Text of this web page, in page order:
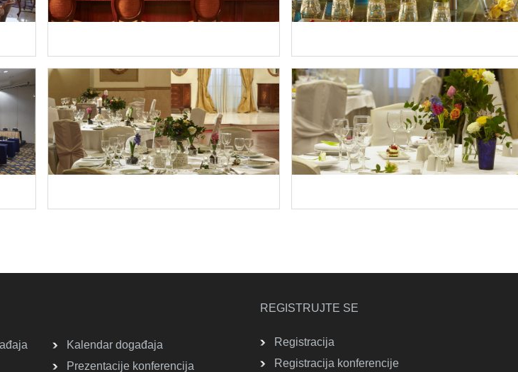
Kalendar događaja
Prezentacije konferencija
REGISTRUJTE SE
Registracija
Registracija konferencije